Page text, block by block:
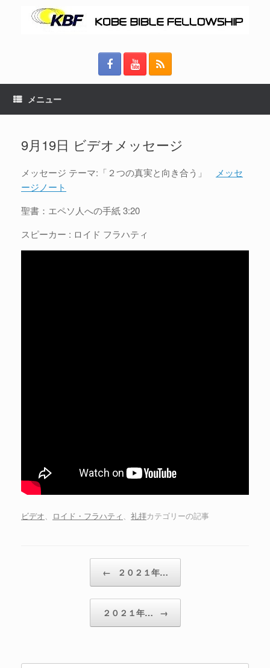
メニュー
9月19日 ビデオメッセージ
メッセージ テーマ:「２つの真実と向き合う」
メッセ
ージノート
聖書：エペソ人への手紙 3:20
スピーカー : ロイド フラハティ
ビデオ、 ロイド・フラハティ、 礼拝カテゴリーの記事
← ２０２１年…
２０２１年… →